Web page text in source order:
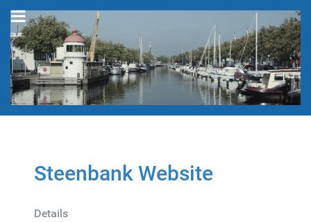
Steenbank Website
Details